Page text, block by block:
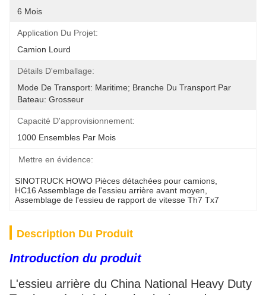
6 Mois
Application Du Projet:
Camion Lourd
Détails D'emballage:
Mode De Transport: Maritime; Branche Du Transport Par
Bateau: Grosseur
Capacité D'approvisionnement:
1000 Ensembles Par Mois
Mettre en évidence:
SINOTRUCK HOWO Pièces détachées pour camions
HC16 Assemblage de l'essieu arrière avant moyen
Assemblage de l'essieu de rapport de vitesse Th7 Tx7
Description Du Produit
Introduction du produit
L'essieu arrière du China National Heavy Duty